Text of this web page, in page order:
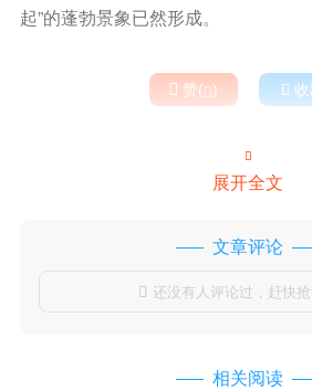
起”的蓬勃景象已然形成。
 赞() 

展开全文
文章评论
 还没有人评论过，赶快抢
相关阅读